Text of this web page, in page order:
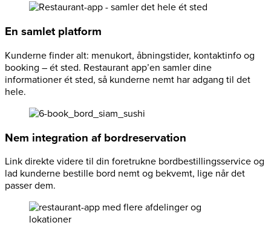
En samlet platform
Kunderne finder alt: menukort, åbningstider, kontaktinfo og
booking – ét sted. Restaurant app’en samler dine
informationer ét sted, så kunderne nemt har adgang til det
hele.
Nem integration af bordreservation
Link direkte videre til din foretrukne bordbestillingsservice og
lad kunderne bestille bord nemt og bekvemt, lige når det
passer dem.